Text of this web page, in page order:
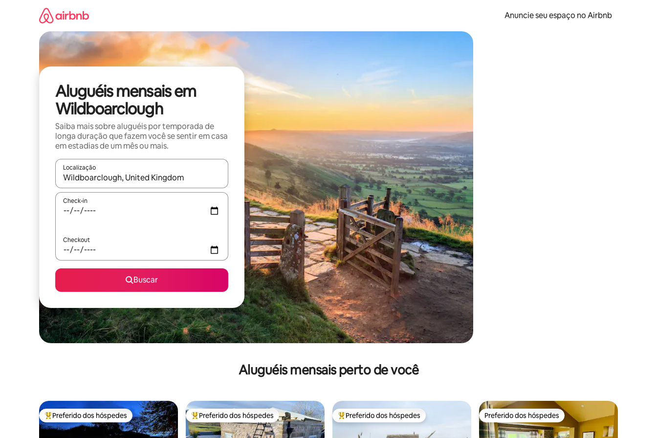
Anuncie seu espaço no Airbnb
Aluguéis mensais em
Wildboarclough
Saiba mais sobre aluguéis por temporada de
longa duração que fazem você se sentir em casa
em estadias de um mês ou mais.
Localização
Quando os resultados estiverem disponíveis, explore-os usando as seta para cima e para baixo do teclado ou tocando e deslizando o dedo na tela.
Check-in
Checkout
Buscar
Aluguéis mensais perto de você
Entre os melhores preferidos dos hóspedes
Preferido dos hóspedes Entre os melhores preferidos dos hóspedes
Preferido dos hóspedes Entre os melhores preferidos dos hóspedes
Preferido dos hóspedes Preferido dos hóspedes
Preferido dos hóspedes